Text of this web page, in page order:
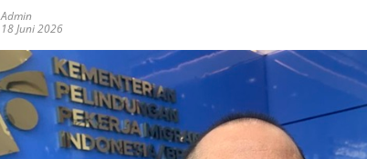
Admin
18 Juni 2026